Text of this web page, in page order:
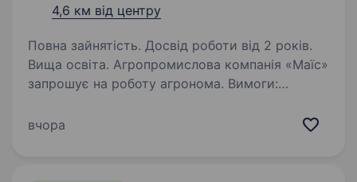
4,6 км від центру
Повна зайнятість. Досвід роботи від 2 років.
Вища освіта. Агропромислова компанія «Маїс»
запрошує на роботу агронома. Вимоги:
овочівництво та картоплярство на поливних
вчора